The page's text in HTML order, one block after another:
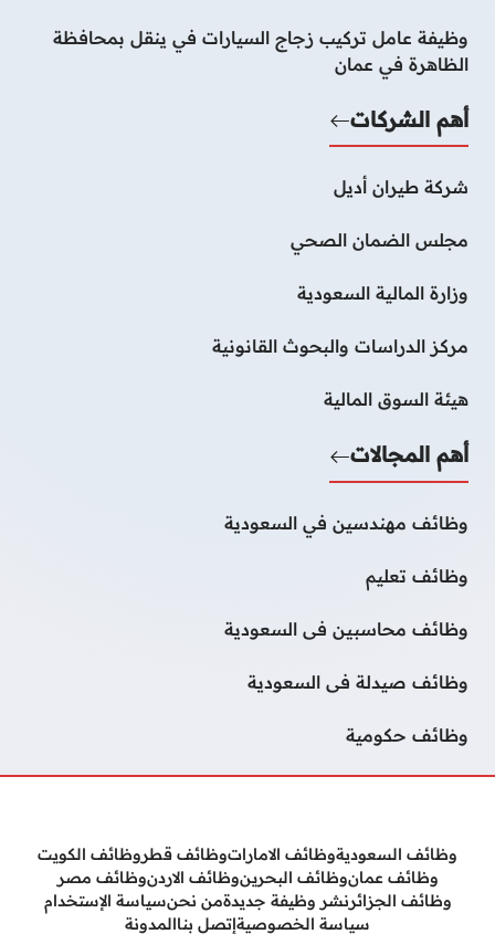
وظيفة عامل تركيب زجاج السيارات في ينقل بمحافظة
الظاهرة في عمان
أهم الشركات
شركة طيران أديل
مجلس الضمان الصحي
وزارة المالية السعودية
مركز الدراسات والبحوث القانونية
هيئة السوق المالية
أهم المجالات
وظائف مهندسين في السعودية
وظائف تعليم
وظائف محاسبين فى السعودية
وظائف صيدلة فى السعودية
وظائف حكومية
وظائف السعوديةوظائف الاماراتوظائف قطروظائف الكويت
وظائف عمانوظائف البحرينوظائف الاردنوظائف مصر
وظائف الجزائرنشر وظيفة جديدةمن نحنسياسة الإستخدام
سياسة الخصوصيةإتصل بناالمدونة